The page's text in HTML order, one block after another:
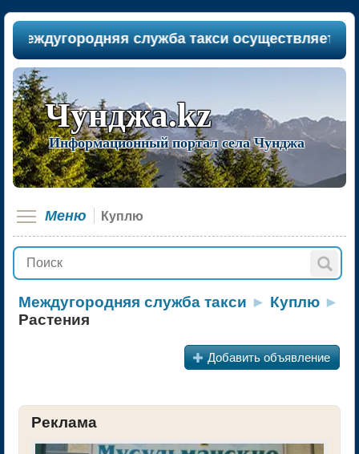
служба такси осуществляет
Чунджа.kz
Информационный портал села Чунджа
Меню Куплю
Междугородняя служба такси ► Куплю ►
Растения
+ Добавить объявление
Реклама